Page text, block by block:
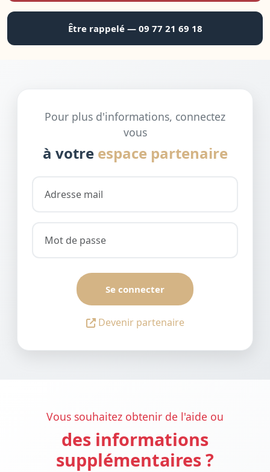
Être rappelé — 09 77 21 69 18
Pour plus d'informations, connectez
vous
à votre espace partenaire
Se connecter
Devenir partenaire
Vous souhaitez obtenir de l'aide ou
des informations
supplémentaires ?